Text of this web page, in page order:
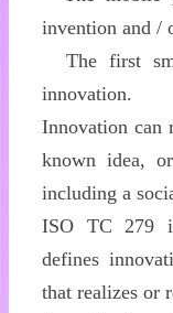
invention and /
The first
innovation.
Innovation can
known idea,
including a
ISO TC 279
defines
that realizes or